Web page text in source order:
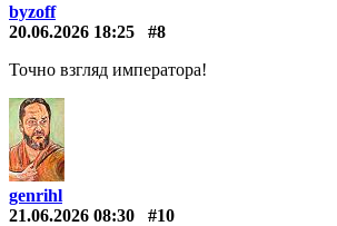
byzoff
20.06.2026 18:25
#8
Точно взгляд императора!
genrihl
21.06.2026 08:30
#10